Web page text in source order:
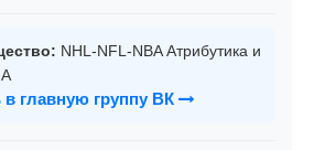
NHL-NFL-NBA Атрибутика и
в главную группу ВК